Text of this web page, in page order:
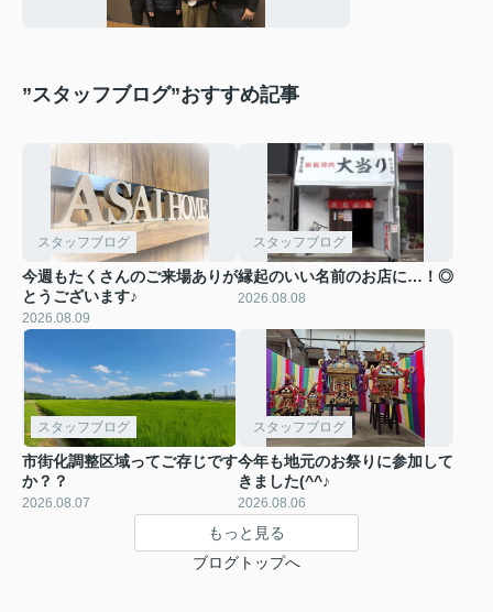
”スタッフブログ”おすすめ記事
スタッフブログ
今週もたくさんのご来場ありが
とうございます♪
2026.08.09
スタッフブログ
縁起のいい名前のお店に…！◎
2026.08.08
スタッフブログ
市街化調整区域ってご存じです
か？？
2026.08.07
スタッフブログ
今年も地元のお祭りに参加して
きました(^^♪
2026.08.06
もっと見る
ブログトップへ